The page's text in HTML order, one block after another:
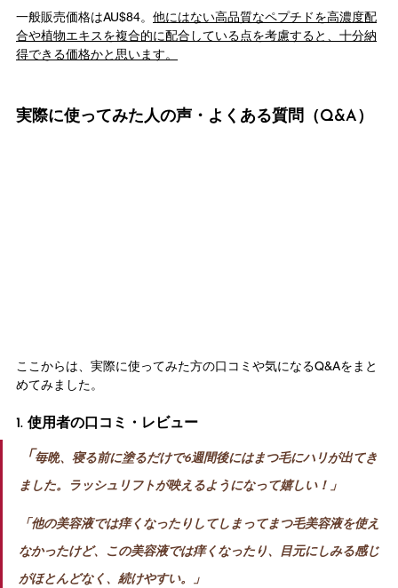
一般販売価格はAU$84。 他にはない高品質なペプチドを高濃度配
合や植物エキスを複合的に配合している点を考慮すると、十分納
得できる価格かと思います。
実際に使ってみた人の声・よくある質問（Q&A）
ここからは、実際に使ってみた方の口コミや気になるQ&Aをまと
めてみました。
1. 使用者の口コミ・レビュー
「 毎晩、寝る前に塗るだけで6週間後にはまつ毛にハリが出てき
ました。ラッシュリフトが映えるようになって嬉しい！」
「他の美容液では痒くなったりしてしまってまつ毛美容液を使え
なかったけど、この美容液では痒くなったり、目元にしみる感じ
がほとんどなく、続けやすい。」